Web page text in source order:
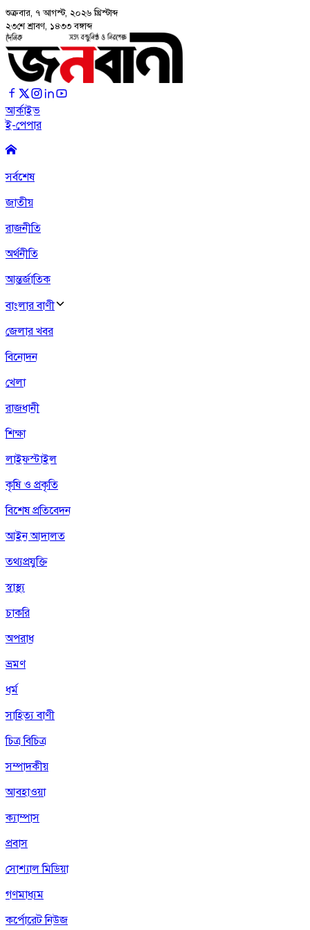
শুক্রবার, ৭ আগস্ট, ২০২৬ খ্রিস্টাব্দ
২৩শে শ্রাবণ, ১৪৩৩ বঙ্গাব্দ
আর্কাইভ
ই-পেপার
সর্বশেষ
জাতীয়
রাজনীতি
অর্থনীতি
আন্তর্জাতিক
বাংলার বাণী
জেলার খবর
বিনোদন
খেলা
রাজধানী
শিক্ষা
লাইফস্টাইল
কৃষি ও প্রকৃতি
বিশেষ প্রতিবেদন
আইন আদালত
তথ্যপ্রযুক্তি
স্বাস্থ্য
চাকরি
অপরাধ
ভ্রমণ
ধর্ম
সাহিত্য বাণী
চিত্র বিচিত্র
সম্পাদকীয়
আবহাওয়া
ক্যাম্পাস
প্রবাস
সোশ্যাল মিডিয়া
গণমাধ্যম
কর্পোরেট নিউজ